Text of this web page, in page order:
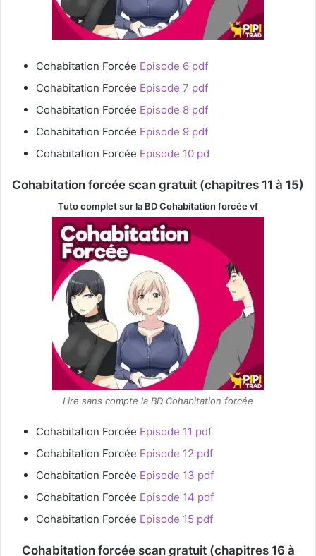
Cohabitation Forcée Episode 6 pdf
Cohabitation Forcée Episode 7 pdf
Cohabitation Forcée Episode 8 pdf
Cohabitation Forcée Episode 9 pdf
Cohabitation Forcée Episode 10 pd
Cohabitation forcée scan gratuit (chapitres 11 à 15)
Tuto complet sur la BD Cohabitation forcéevf
Lire sans compte la BD Cohabitation forcée
Cohabitation Forcée Episode 11 pdf
Cohabitation Forcée Episode 12 pdf
Cohabitation Forcée Episode 13 pdf
Cohabitation Forcée Episode 14 pdf
Cohabitation Forcée Episode 15 pdf
Cohabitation forcée scan gratuit (chapitres 16 à